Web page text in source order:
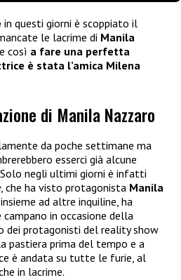
in questi giorni è scoppiato il
le lacrime di Manila
così a fare una perfetta
è stata l’amica Milena
di Manila Nazzaro
da poche settimane ma
esserci già alcune
negli ultimi giorni è infatti
, che ha visto protagonista Manila
ad altre inquiline, ha
in occasione della
dei protagonisti del reality show
pastiera prima del tempo e a
è andata su tutte le furie, al
in lacrime.